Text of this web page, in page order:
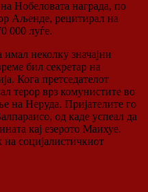
Нобеловата награда, по
Аљенде, рецитирал на
000 луѓе.
неколку значајни
бил секретар на
Кога претседателот
терор врз комунистите во
на Неруда. Пријателите го
од каде успеал да
кај езерото Маихуе.
социјалистичкиот